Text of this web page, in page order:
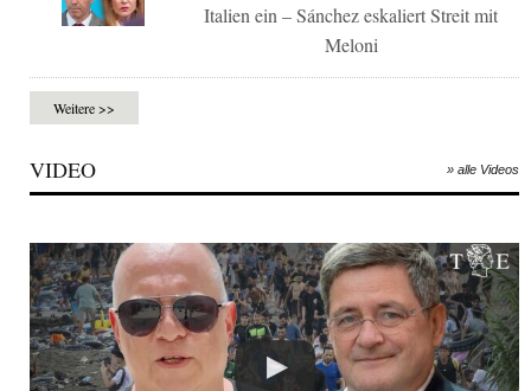
Italien ein – Sánchez eskaliert Streit mit
Meloni
Weitere >>
VIDEO » alle Videos